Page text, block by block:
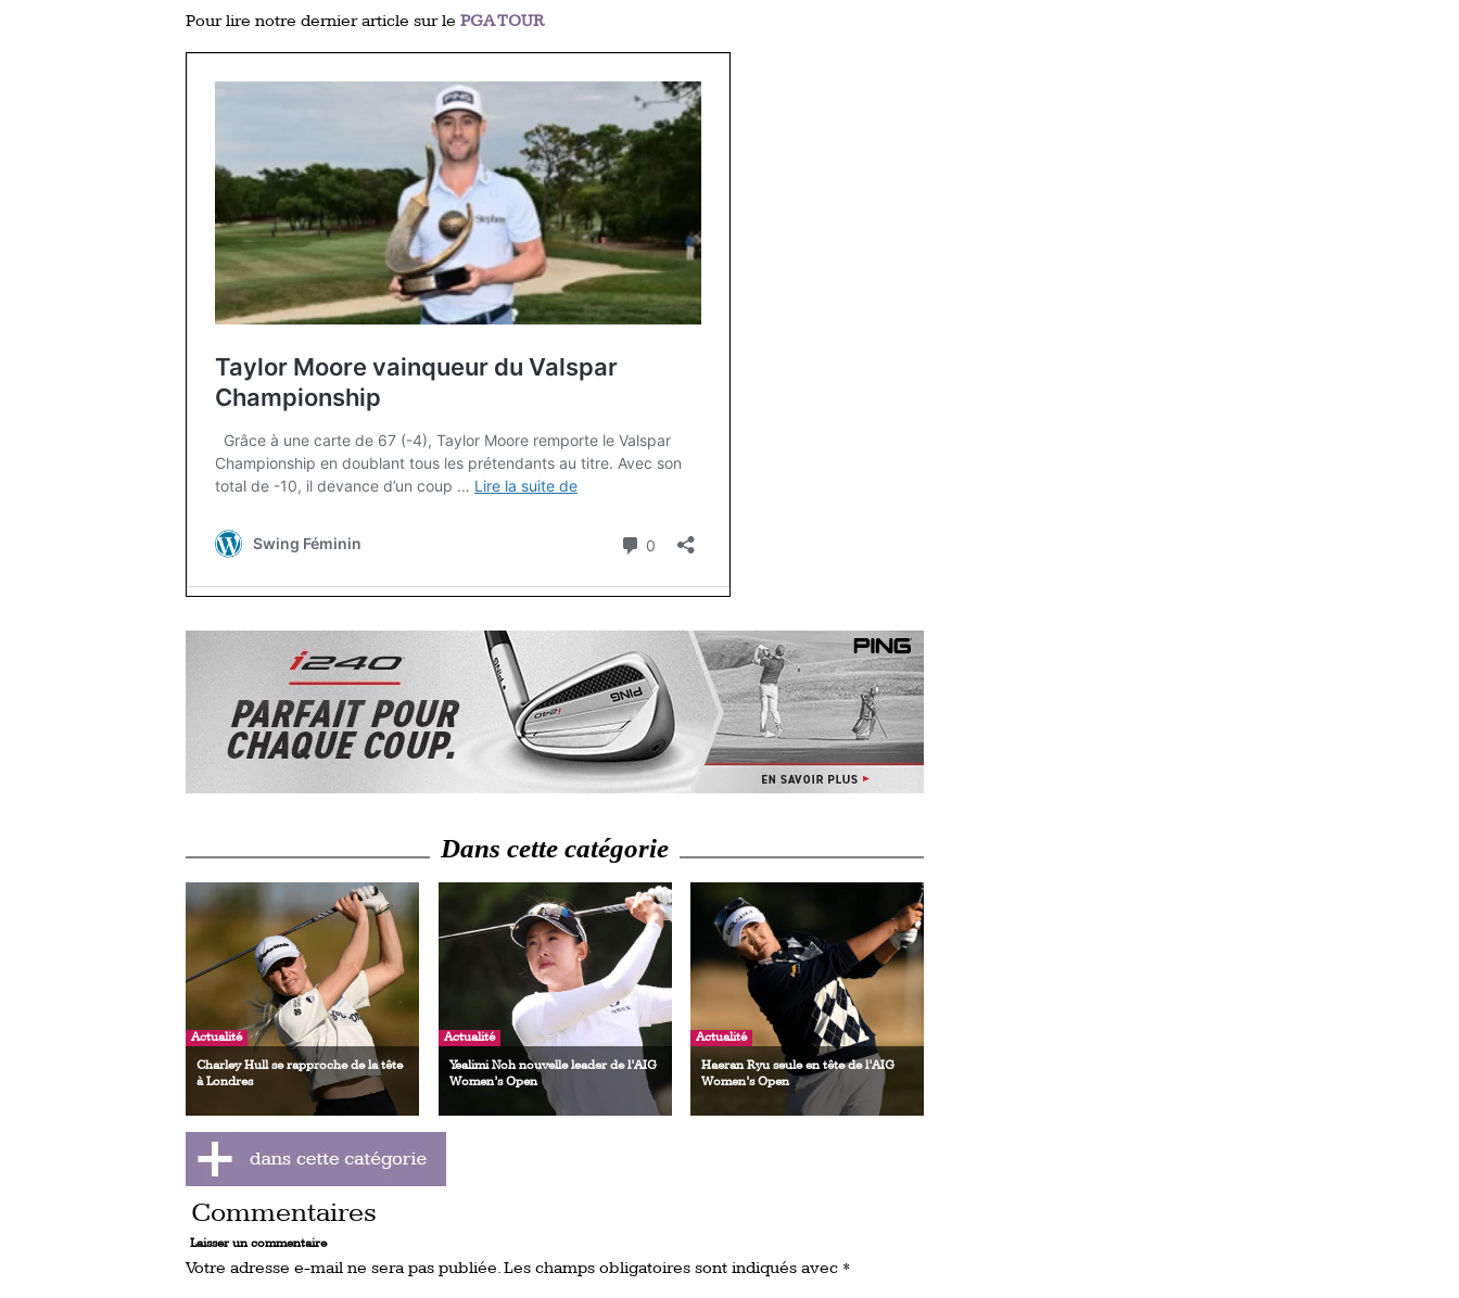
Pour lire notre dernier article sur le PGA TOUR
Dans cette catégorie
Actualité
Charley Hull se rapproche de la tête
à Londres
Actualité
Yealimi Noh nouvelle leader de l’AIG
Women’s Open
Actualité
Haeran Ryu seule en tête de l’AIG
Women’s Open
Commentaires
Laisser un commentaire
Votre adresse e-mail ne sera pas publiée.Les champs obligatoires sont indiqués avec *